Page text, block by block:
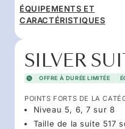
ÉQUIPEMENTS ET
CARACTÉRISTIQUES
SILVER
OFFRE À DURÉE LIMITÉE
POINTS FORTS DE LA
Niveau 5, 6, 7 sur 8
Taille de la suite 517